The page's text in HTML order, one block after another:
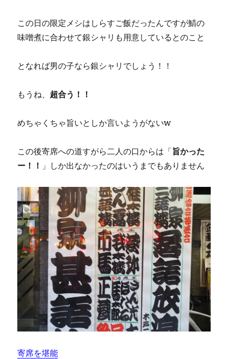
この日の限定メシはしらすご飯だったんですが鯖の
味噌煮に合わせて銀シャリも用意しているとのこと
となれば男の子なら銀シャリでしょう！！
もうね、 超合う！！
めちゃくちゃ旨いとしか言いようがないw
この後寄席への道すがら二人の口からは「旨かった
ー！！ 」しか出なかったのはいうまでもありません
寄席を堪能